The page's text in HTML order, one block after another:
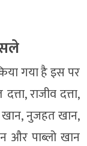
गया है इस पर
राजीव दत्ता,
नुजहत खान,
और पाब्लो खान